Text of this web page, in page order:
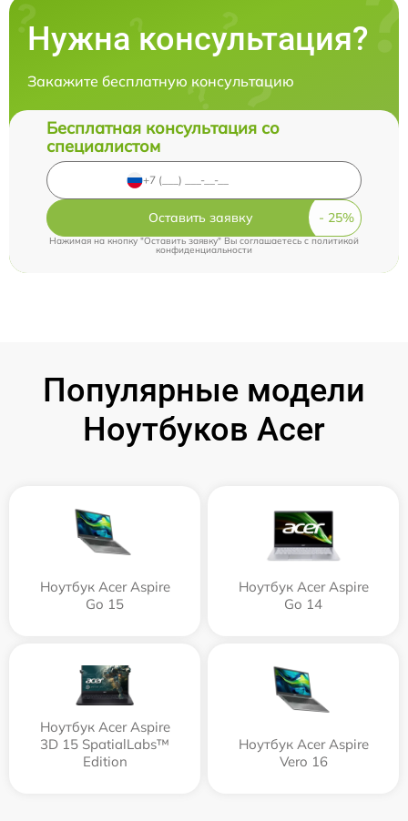
Нужна консультация?
Закажите бесплатную консультацию
Бесплатная консультация со
специалистом
Оставить заявку
Нажимая на кнопку "Оставить заявку" Вы соглашаетесь cполитикой
конфиденциальности
Популярные модели
Ноутбуков Acer
Ноутбук Acer Aspire
Go 15
Ноутбук Acer Aspire
Go 14
Ноутбук Acer Aspire
3D 15 SpatialLabs™
Edition
Ноутбук Acer Aspire
Vero 16